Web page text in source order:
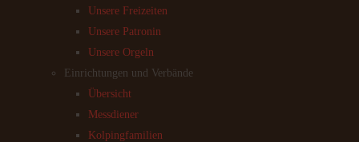
Unsere Freizeiten
Unsere Patronin
Unsere Orgeln
Einrichtungen und Verbände
Übersicht
Messdiener
Kolpingfamilien